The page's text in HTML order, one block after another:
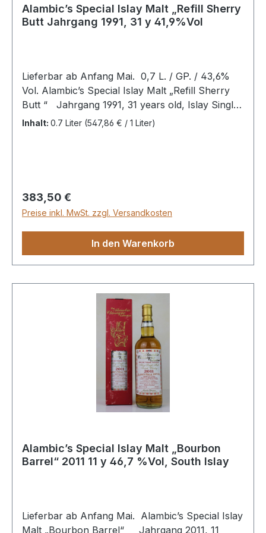
Alambic’s Special Islay Malt „Refill Sherry
Butt Jahrgang 1991, 31 y 41,9%Vol
Lieferbar ab Anfang Mai. 0,7 L. / GP. / 43,6%
Vol. Alambic’s Special Islay Malt „Refill Sherry
Butt “ Jahrgang 1991, 31 years old, Islay Single
Malt Whisky Aroma: Der Eindruck ist für das
Islaynote durch, zunächst in Form von leicht
geräucherten Sonnenblumenkernen, dann
deutlich speckig, mit Grapefruit und würzigen
Eichenholznoten.Geschmack: Fruchtige
Johannisbeeren treffen auf den bereits in der
Nase präsenten Räucherspeck und die
Zimtstangen verbinden sich mit Cranberries und
einer leichten Schärfe von Ingwercreme. Altes
Leder und eine kräftige Kaffeenote ergänzen das
Aroma. Später gewinnen Noten von unreifen
Pflaumen und dunkler Schokolade die
Oberhand. Der Abgang ist lang, mit trockener
Holzwürze, rauchigem Pflaumenstreusel und
einer leichten zimtigen Schärfe.Ein ehrwürdiger
alter Whisky, der den Genießer von der
Inhalt: 0.7 Liter (547,86 € / 1 Liter)
Regulärer Preis:
383,50 €
Preise inkl. MwSt. zzgl. Versandkosten
In den Warenkorb
Alambic’s Special Islay Malt „Bourbon
Barrel“ 2011 11 y 46,7 %Vol, South Islay
Lieferbar ab Anfang Mai. Alambic’s Special Islay
Malt „Bourbon Barrel“ Jahrgang 2011, 11